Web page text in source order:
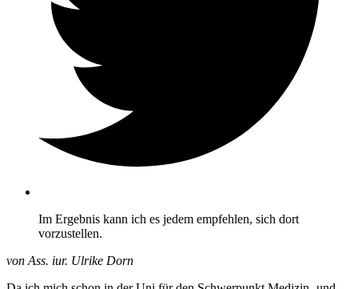
Im Ergebnis kann ich es jedem empfehlen, sich dort
vorzustellen.
von Ass. iur. Ulrike Dorn